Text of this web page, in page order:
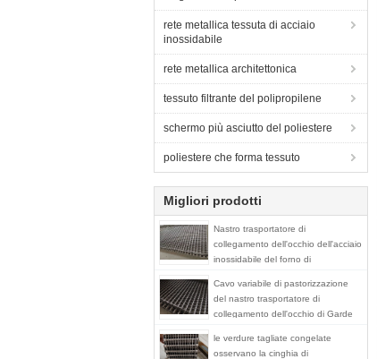
rete metallica tessuta di acciaio
inossidabile
rete metallica architettonica
tessuto filtrante del polipropilene
schermo più asciutto del poliestere
poliestere che forma tessuto
Migliori prodotti
Nastro trasportatore di
collegamento dell'occhio dell'acciaio
inossidabile del forno di
Cavo variabile di pastorizzazione
del nastro trasportatore di
collegamento dell'occhio di Garde
piana
le verdure tagliate congelate
osservano la cinghia di